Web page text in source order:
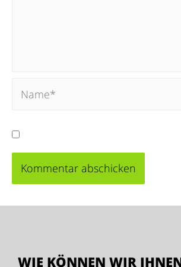
WIE KÖNNEN WIR